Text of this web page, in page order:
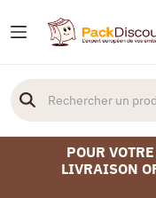
POUR
LIVRAISON